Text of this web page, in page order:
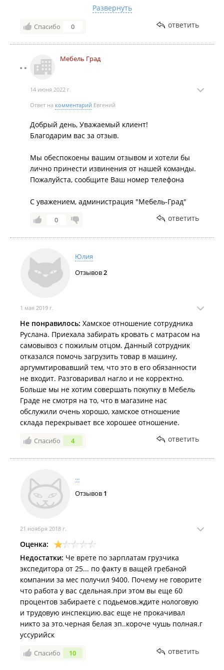
небыло с собой паспорта необходимого им зачем-то
для оформления процедуры возврата товара,
главный менеджер магазина Ольга Сергеевна П
позже через 7 дней. После вынужденного скандала
и требования вернуть деньги в течении 4 часов
управляющий магазина.
Хотел купить стол, диван, в этом магазине этого
Развернуть
Спасибо 0 ответить
Мебель Град
14 июня 2022 г.
Ответ на комментарий Евгений
Добрый день, Уважаемый клиент!
Благодарим вас за отзыв.
Мы обеспокоены вашим отзывом и хотели бы
лично принести извинения от нашей команды.
Пожалуйста, сообщите Ваш номер телефона
С уважением, администрация "Мебель-Град"
0 ответить
Юлия
Отзывов2
1 мая 2019 г.
Не понравилось: Хамское отношение сотрудника
Руслана. Приехала забирать кровать с матрасом на
самовывоз с пожилым отцом. Данный сотрудник
отказался помочь загрузить товар в машину,
аргуммтировавший тем, что это в его обязанности
не входит. Разговаривал нагло и не корректно.
Больше мы не хотим совершать покупку в Мебель
Граде не смотря на то, что в магазине нас
обслужили очень хорошо, хамское отношение
склада перекрывает все хорошее отношение.
Спасибо 4 ответить
...
Отзывов 1
21 ноября 2018 г.
Оценка:
Недостатки: Че врете по зарплатам грузчика
экспедитора от 25... по факту в ващей гребаной
компании за мес получил 9400. Почему не говорите
что работа у вас сдельная.при этом вы еще 60
процентов забираете с подьемов.ждите нологовую
и трудовую инспекцию.вас еще не прокачивал
никто за это.черная белая зп..короче чушь полная.г
уссурийск
Спасибо 10 ответить